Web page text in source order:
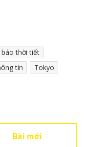
thời tiết
tin
Tokyo
Bài mới